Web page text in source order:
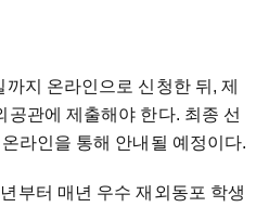
지 온라인으로 신청한 뒤, 제
공관에 제출해야 한다. 최종 선
라인을 통해 안내될 예정이다.
부터 매년 우수 재외동포 학생